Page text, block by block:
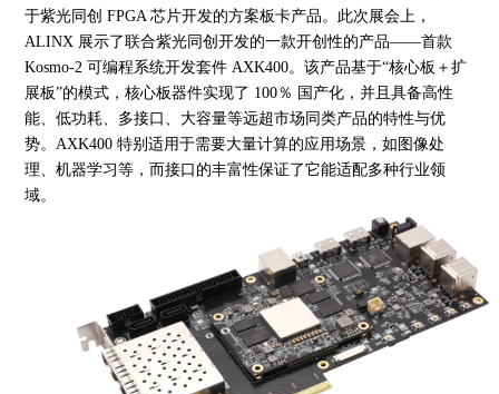
于紫光同创 FPGA 芯片开发的方案板卡产品。此次展会上，
ALINX 展示了联合紫光同创开发的一款开创性的产品——首款
Kosmo-2 可编程系统开发套件 AXK400。该产品基于“核心板＋扩
展板”的模式，核心板器件实现了 100％ 国产化，并且具备高性
能、低功耗、多接口、大容量等远超市场同类产品的特性与优
势。AXK400 特别适用于需要大量计算的应用场景，如图像处
理、机器学习等，而接口的丰富性保证了它能适配多种行业领
域。